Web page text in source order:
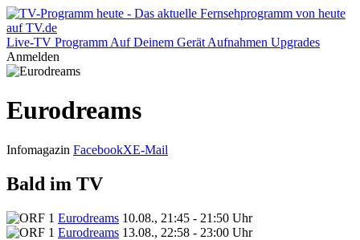
Live-TV Programm Auf Deinem Gerät Aufnahmen Upgrades
Anmelden
Eurodreams
Infomagazin FacebookXE-Mail
Bald im TV
Eurodreams 10.08., 21:45 - 21:50 Uhr
Eurodreams 13.08., 22:58 - 23:00 Uhr